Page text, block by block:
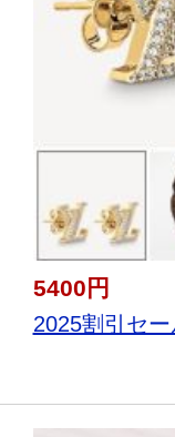
5400円
2025割引セ